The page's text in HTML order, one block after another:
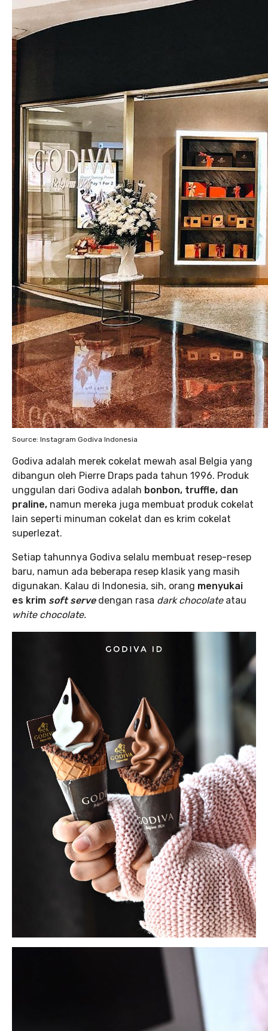
Source: Instagram Godiva Indonesia
Godiva adalah merek cokelat mewah asal Belgia yang
dibangun oleh Pierre Draps pada tahun 1996. Produk
unggulan dari Godiva adalah bonbon, truffle, dan
praline, namun mereka juga membuat produk cokelat
lain seperti minuman cokelat dan es krim cokelat
superlezat.
Setiap tahunnya Godiva selalu membuat resep-resep
baru, namun ada beberapa resep klasik yang masih
digunakan. Kalau di Indonesia, sih, orang menyukai
es krim soft serve dengan rasa dark chocolate atau
white chocolate.